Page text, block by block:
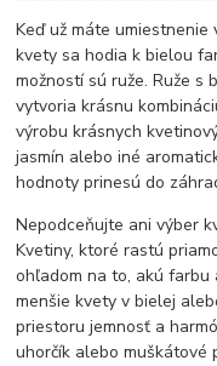
Keď už máte
kvety sa hodia k bielou
možností sú ruže. Ruže s
vytvoria krásnu
výrobu krásnych
jasmín alebo iné
hodnoty prinesú do
Nepodceňujte ani výber
Kvetiny, ktoré rastú
ohľadom na to, akú farbu
menšie kvety v bielej
priestoru jemnosť a
uhorčík alebo muškátové